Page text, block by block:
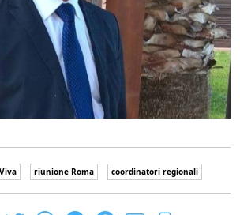
riunione Roma coordinatori regionali